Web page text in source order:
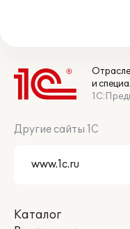
и
Другие сайты 1С
Каталог